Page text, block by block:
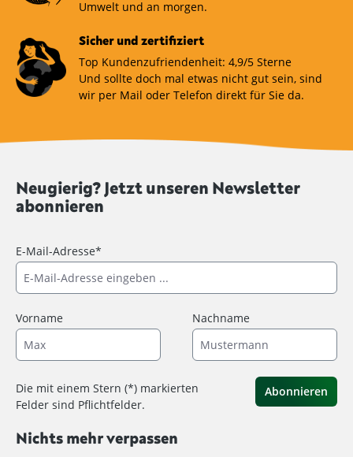
Umwelt und an morgen.
Sicher und zertifiziert
Top Kundenzufriendenheit: 4,9/5 Sterne
Und sollte doch mal etwas nicht gut sein, sind
wir per Mail oder Telefon direkt für Sie da.
Neugierig? Jetzt unseren Newsletter
abonnieren
E-Mail-Adresse*
Vorname Nachname
Die mit einem Stern (*) markierten
Felder sind Pflichtfelder.
Abonnieren
Nichts mehr verpassen